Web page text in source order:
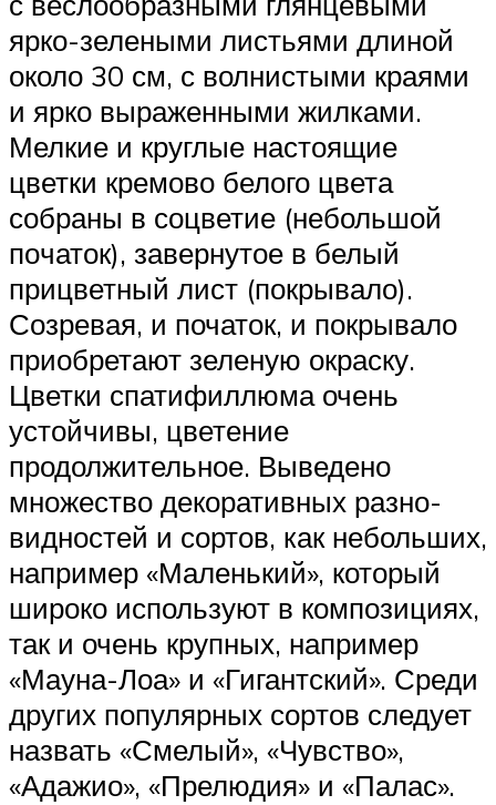
ярко-зелеными листьями длиной
около 30 см, с волнистыми краями
и ярко выраженными жилка­ми.
Мелкие и круглые настоящие
цветки кремово белого цвета
собраны в соцветие (небольшой
по­чаток), завернутое в белый
прицветный лист (по­крывало).
Созревая, и початок, и покрывало
приобретают зеленую окраску.
Цветки спатифил­люма очень
устойчивы, цветение
продолжительное. Выведено
множество декоративных разно­
видностей и сортов, как небольших,
например «Маленький», который
широко используют в компо­зициях,
так и очень крупных, например
«Мауна-Лоа» и «Гигантский». Среди
других популярных сор­тов следует
назвать «Смелый», «Чувство»,
«Адажио», «Прелюдия» и «Палас».